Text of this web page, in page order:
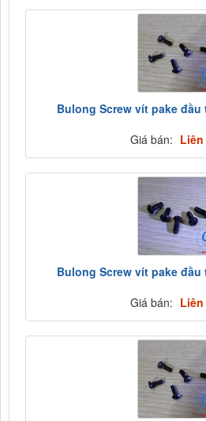
Bulong Screw vít pake đầu
Giá bán:
Bulong Screw vít pake đầu
Giá bán: